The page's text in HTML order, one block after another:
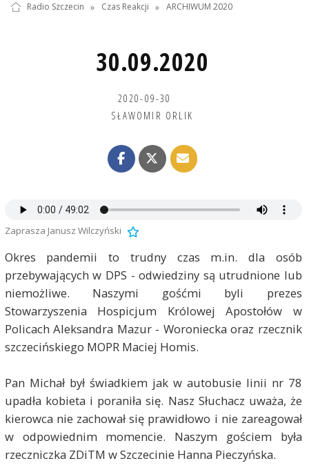
Radio Szczecin » Czas Reakcji » ARCHIWUM 2020
30.09.2020
2020-09-30
SŁAWOMIR ORLIK
Zaprasza Janusz Wilczyński
Okres pandemii to trudny czas m.in. dla osób
przebywających w DPS - odwiedziny są utrudnione lub
niemożliwe. Naszymi gośćmi byli prezes
Stowarzyszenia Hospicjum Królowej Apostołów w
Policach Aleksandra Mazur - Woroniecka oraz rzecznik
szczecińskiego MOPR Maciej Homis.
Pan Michał był świadkiem jak w autobusie linii nr 78
upadła kobieta i poraniła się. Nasz Słuchacz uważa, że
kierowca nie zachował się prawidłowo i nie zareagował
w odpowiednim momencie. Naszym gościem była
rzeczniczka ZDiTM w Szczecinie Hanna Pieczyńska.